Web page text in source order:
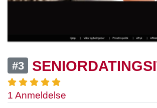
#3
1 Anmeldelse